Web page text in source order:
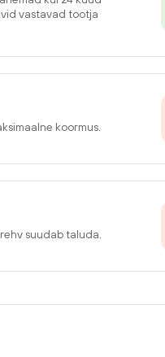
vastavad tootja
koormus.
suudab taluda.